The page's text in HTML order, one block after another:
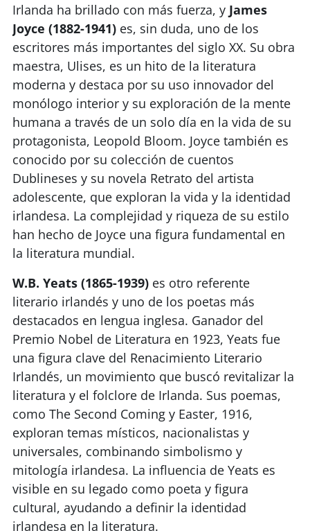
Irlanda ha brillado con más fuerza, y James
Joyce (1882-1941) es, sin duda, uno de los
escritores más importantes del siglo XX. Su obra
maestra, Ulises, es un hito de la literatura
moderna y destaca por su uso innovador del
monólogo interior y su exploración de la mente
humana a través de un solo día en la vida de su
protagonista, Leopold Bloom. Joyce también es
conocido por su colección de cuentos
Dublineses y su novela Retrato del artista
adolescente, que exploran la vida y la identidad
irlandesa. La complejidad y riqueza de su estilo
han hecho de Joyce una figura fundamental en
la literatura mundial.
W.B. Yeats (1865-1939) es otro referente
literario irlandés y uno de los poetas más
destacados en lengua inglesa. Ganador del
Premio Nobel de Literatura en 1923, Yeats fue
una figura clave del Renacimiento Literario
Irlandés, un movimiento que buscó revitalizar la
literatura y el folclore de Irlanda. Sus poemas,
como The Second Coming y Easter, 1916,
exploran temas místicos, nacionalistas y
universales, combinando simbolismo y
mitología irlandesa. La influencia de Yeats es
visible en su legado como poeta y figura
cultural, ayudando a definir la identidad
irlandesa en la literatura.